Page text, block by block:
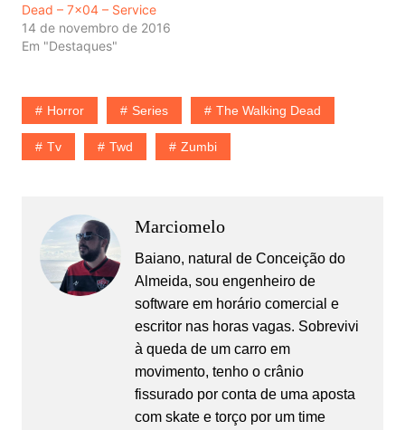
Dead – 7×04 – Service
14 de novembro de 2016
Em "Destaques"
Horror Series The Walking Dead
Tv Twd Zumbi
Marciomelo
Baiano, natural de Conceição do
Almeida, sou engenheiro de
software em horário comercial e
escritor nas horas vagas. Sobrevivi
à queda de um carro em
movimento, tenho o crânio
fissurado por conta de uma aposta
com skate e torço por um time